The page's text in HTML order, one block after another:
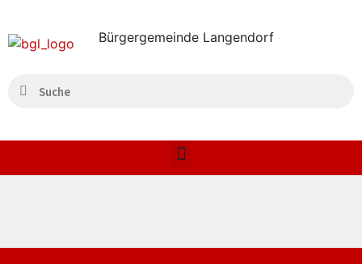
Bürgergemeinde Langendorf